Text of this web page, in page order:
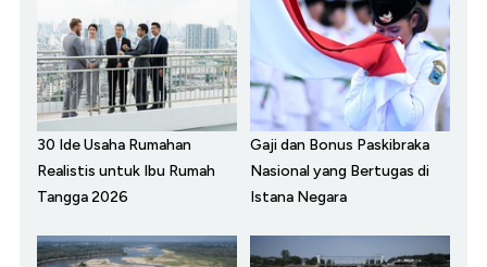
30 Ide Usaha Rumahan
Realistis untuk Ibu Rumah
Tangga 2026
Gaji dan Bonus Paskibraka
Nasional yang Bertugas di
Istana Negara